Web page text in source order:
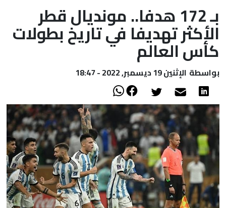
الصحراء
بـ 172 هدفا.. مونديال قطر
الأكثر تهديفا في تاريخ بطولات
كأس العالم
بواسطة الإثنين 19 ديسمبر, 2022 - 18:47